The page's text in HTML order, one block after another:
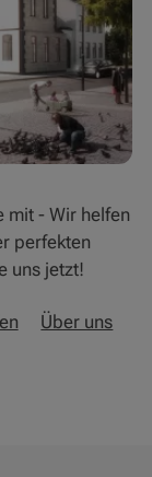
mit - Wir helfen
perfekten
uns jetzt!
Über uns